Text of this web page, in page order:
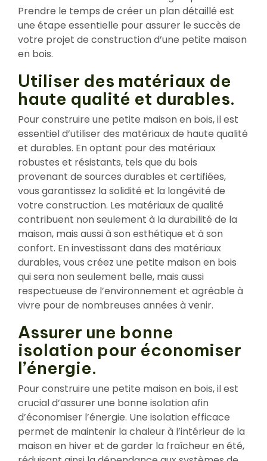
Prendre le temps de créer un plan détaillé est
une étape essentielle pour assurer le succès de
votre projet de construction d’une petite maison
en bois.
Utiliser des matériaux de
haute qualité et durables.
Pour construire une petite maison en bois, il est
essentiel d’utiliser des matériaux de haute qualité
et durables. En optant pour des matériaux
robustes et résistants, tels que du bois
provenant de sources durables et certifiées,
vous garantissez la solidité et la longévité de
votre construction. Les matériaux de qualité
contribuent non seulement à la durabilité de la
maison, mais aussi à son esthétique et à son
confort. En investissant dans des matériaux
durables, vous créez une petite maison en bois
qui sera non seulement belle, mais aussi
respectueuse de l’environnement et agréable à
vivre pour de nombreuses années à venir.
Assurer une bonne
isolation pour économiser
l’énergie.
Pour construire une petite maison en bois, il est
crucial d’assurer une bonne isolation afin
d’économiser l’énergie. Une isolation efficace
permet de maintenir la chaleur à l’intérieur de la
maison en hiver et de garder la fraîcheur en été,